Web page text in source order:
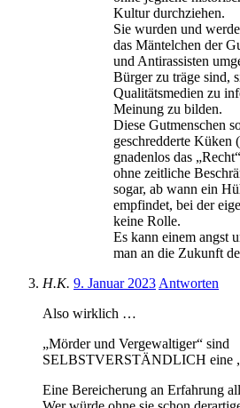
Kultur durchziehen.
Sie wurden und
das Mäntelchen der
und Antirassisten
Bürger zu träge sind,
Qualitätsmedien zu
Meinung zu bilden.
Diese Gutmenschen
geschredderte Küken
gnadenlos das
ohne zeitliche
sogar, ab wann ein
empfindet, bei der
keine Rolle.
Es kann einem angst
man an die Zukunft
H.K. 9. Januar 2023 Antworten
Also wirklich …
„Mörder und Vergewaltiger“ sind
SELBSTVERSTÄNDLICH eine
Eine Bereicherung an Erfahrung